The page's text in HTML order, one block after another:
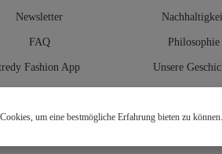
Newsletter
FAQ
Fashion App
Hosenberater
Philosophie
Unsere
um eine bestmögliche Erfahrung bieten zu können.